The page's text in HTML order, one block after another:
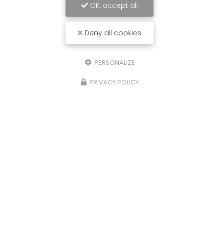
OK, accept all
Deny all cookies
PERSONALIZE
PRIVACY POLICY